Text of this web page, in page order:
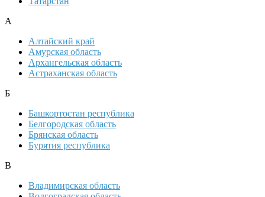
А
Алтайский край
Амурская область
Архангельская область
Астраханская область
Б
Башкортостан республика
Белгородская область
Брянская область
Бурятия республика
В
Владимирская область